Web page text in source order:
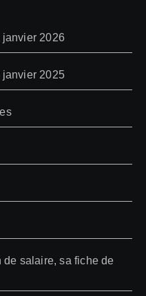
2026
2025
salaire, sa fiche de